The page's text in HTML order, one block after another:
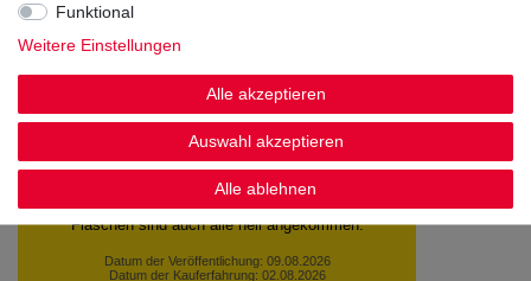
Gudrun N., Diekholzen
Datum der Veröffentlichung: 09.08.2026
Datum der Kauferfahrung: 02.08.2026
Funktional
Weitere Einstellungen
Alle akzeptieren
Auswahl akzeptieren
Alle ablehnen